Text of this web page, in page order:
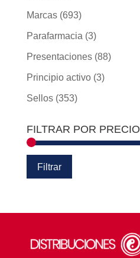
Marcas (693)
Parafarmacia (3)
Presentaciones (88)
Principio activo (3)
Sellos (353)
FILTRAR POR PRECIO
Filtrar